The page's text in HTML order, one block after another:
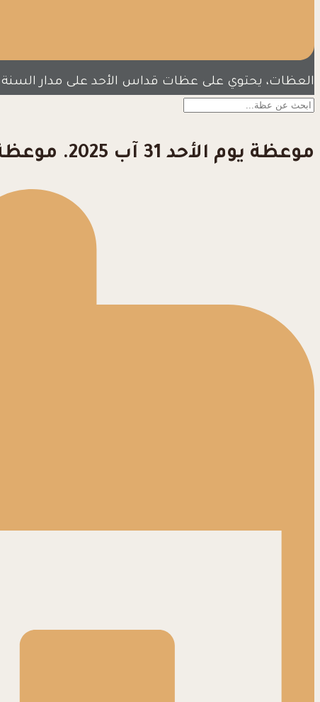
العظات، يحتوي على عظات قداس الأحد على مدار السنة
موعظة يوم الأحد 31 آب 2025. موعظة الأحد الثاني والعشرين من الزمن العادي